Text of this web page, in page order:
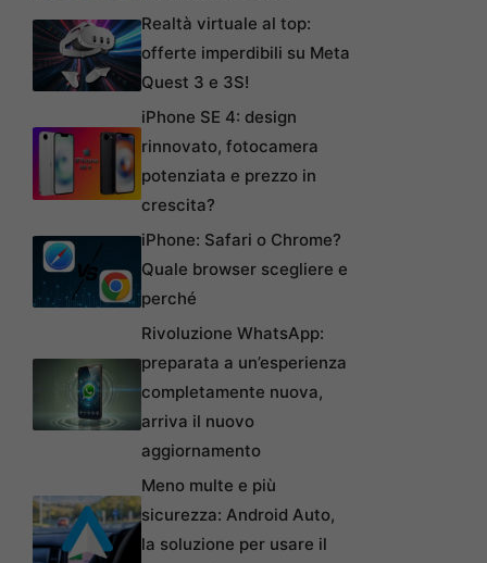
Realtà virtuale al top:
offerte imperdibili su Meta
Quest 3 e 3S!
iPhone SE 4: design
rinnovato, fotocamera
potenziata e prezzo in
crescita?
iPhone: Safari o Chrome?
Quale browser scegliere e
perché
Rivoluzione WhatsApp:
preparata a un’esperienza
completamente nuova,
arriva il nuovo
aggiornamento
Meno multe e più
sicurezza: Android Auto,
la soluzione per usare il